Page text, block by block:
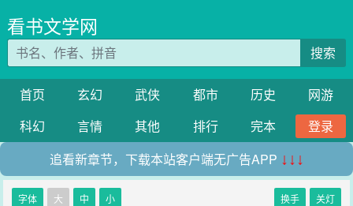
看书文学网
搜索
首页 玄幻 武侠 都市 历史
网游
科幻
言情 其他 排行 完本
登录
追看新章节，下载本站客户端无广告APP ↓↓↓
字体 大 中 小 换手 关灯